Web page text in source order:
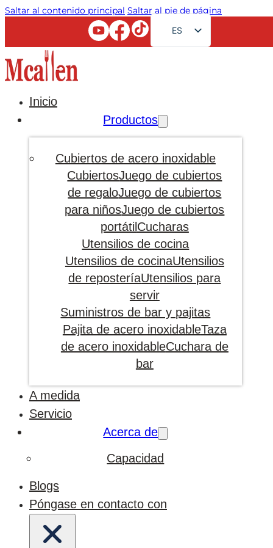
Saltar al contenido principal Saltar al pie de página
ES
EN
PT
KO
Inicio
Productos
Cubiertos de acero inoxidable
CubiertosJuego de cubiertos
de regaloJuego de cubiertos
para niñosJuego de cubiertos
portátil Cucharas
Utensilios de cocina
Utensilios de cocinaUtensilios
de reposteríaUtensilios para
servir
Suministros de bar y pajitas
Pajita de acero inoxidableTaza
de acero inoxidableCuchara de
bar
A medida
Servicio
Acerca de
Capacidad
Blogs
Póngase en contacto con